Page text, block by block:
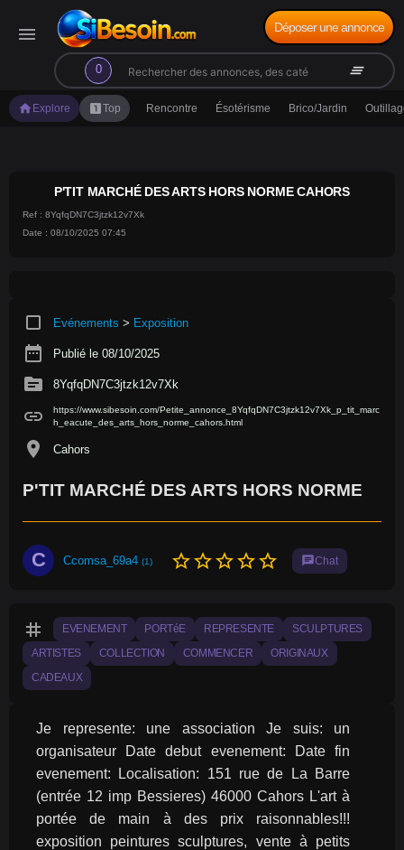
menu
0
search clear_all
Déposer une annonce
home Explore looks_oneTop Rencontre Ésotérisme Brico/Jardin
P'TIT MARCHÉ DES ARTS HORS NORME CAHORS
Ref : 8YqfqDN7C3jtzk12v7Xk
Date : 08/10/2025 07:45
crop_square Evénements > Exposition
date_range Publié le 08/10/2025
source 8YqfqDN7C3jtzk12v7Xk
link
https://www.sibesoin.com/Petite_annonce_8YqfqDN7C3jtzk12v7Xk_p_tit_marc
h_eacute_des_arts_hors_norme_cahors.html
location_on Cahors
P'TIT MARCHÉ DES ARTS HORS NORME
C Ccomsa_69a4 (1) star_borderstar_borderstar_borderstar_borderstar_border chatChat
tag EVENEMENT PORTéE REPRESENTE SCULPTURES
ARTISTES COLLECTION COMMENCER ORIGINAUX
CADEAUX
Je represente: une association Je suis: un
organisateur Date debut evenement: Date fin
evenement: Localisation: 151 rue de La Barre
(entrée 12 imp Bessieres) 46000 Cahors L'art à
portée de main à des prix raisonnables!!!
exposition peintures sculptures, vente à petits